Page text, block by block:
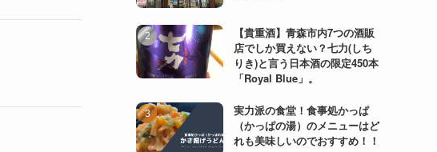
【貴重酒】青森市内7つの酒販
店でしか買えない？七力(しち
りき)と言う日本酒の限定450本
「Royal Blue」。
実力派の食堂！食事処かっぱ
（かっぱの湯）のメニューはど
れも美味しいのでおすすめ！！